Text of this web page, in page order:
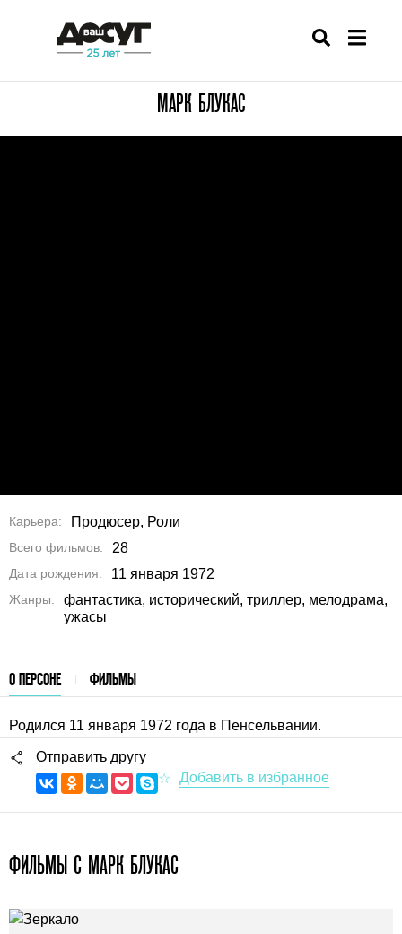
МАРК БЛУКАС
Карьера Продюсер, Роли
Всего фильмов 28
Дата рождения 11 января 1972
Жанры
фантастика, исторический, триллер, мелодрама,
ужасы
О ПЕРСОНЕ ФИЛЬМЫ
Родился 11 января 1972 года в Пенсельвании.
Отправить другу
ФИЛЬМЫ С МАРК БЛУКАС